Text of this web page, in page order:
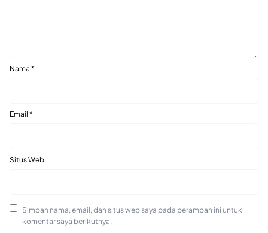
Nama *
Email *
Situs Web
Simpan nama, email, dan situs web saya pada peramban ini untuk
komentar saya berikutnya.